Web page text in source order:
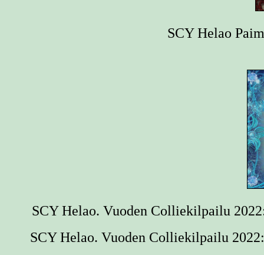
SCY Helao
SCY Helao. Vuoden Colliekilpailu
SCY Helao. Vuoden Colliekilpailu